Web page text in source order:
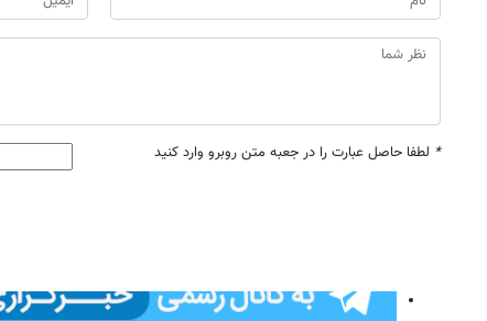
* لطفا حاصل عبارت را در جعبه متن روبرو وارد کنید